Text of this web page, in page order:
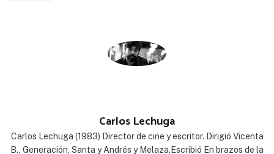
Carlos Lechuga
Carlos Lechuga (1983) Director de cine y escritor. Dirigió Vicenta
B., Generación, Santa y Andrés y Melaza.Escribió En brazos de la